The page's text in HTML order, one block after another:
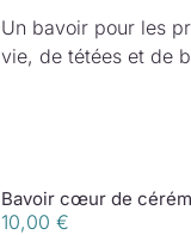
Un bavoir pour les
vie, de tétées et de
Bavoir cœur de
10,00 €